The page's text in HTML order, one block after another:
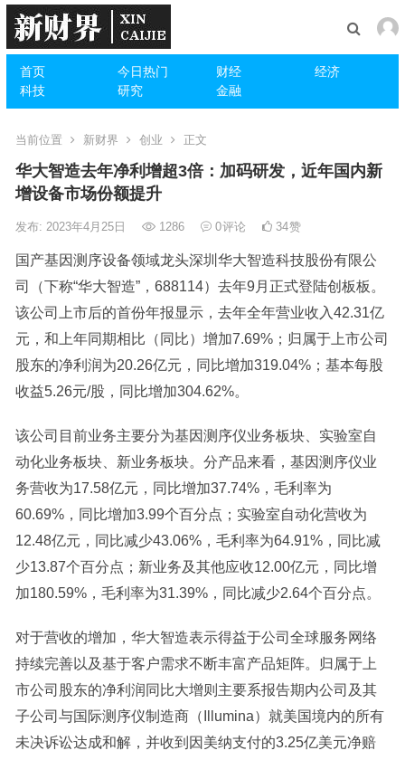
首页 今日热门 财经
经济
科技
研究 金融
当前位置 新财界 创业 正文
华大智造去年净利增超3倍：加码研发，近年国内新
增设备市场份额提升
发布: 2023年4月25日 1286 0评论 34赞
国产基因测序设备领域龙头深圳华大智造科技股份有限公
司（下称“华大智造”，688114）去年9月正式登陆创板板。
该公司上市后的首份年报显示，去年全年营业收入42.31亿
元，和上年同期相比（同比）增加7.69%；归属于上市公司
股东的净利润为20.26亿元，同比增加319.04%；基本每股
收益5.26元/股，同比增加304.62%。
该公司目前业务主要分为基因测序仪业务板块、实验室自
动化业务板块、新业务板块。分产品来看，基因测序仪业
务营收为17.58亿元，同比增加37.74%，毛利率为
60.69%，同比增加3.99个百分点；实验室自动化营收为
12.48亿元，同比减少43.06%，毛利率为64.91%，同比减
少13.87个百分点；新业务及其他应收12.00亿元，同比增
加180.59%，毛利率为31.39%，同比减少2.64个百分点。
对于营收的增加，华大智造表示得益于公司全球服务网络
持续完善以及基于客户需求不断丰富产品矩阵。归属于上
市公司股东的净利润同比大增则主要系报告期内公司及其
子公司与国际测序仪制造商（Illumina）就美国境内的所有
未决诉讼达成和解，并收到因美纳支付的3.25亿美元净赔